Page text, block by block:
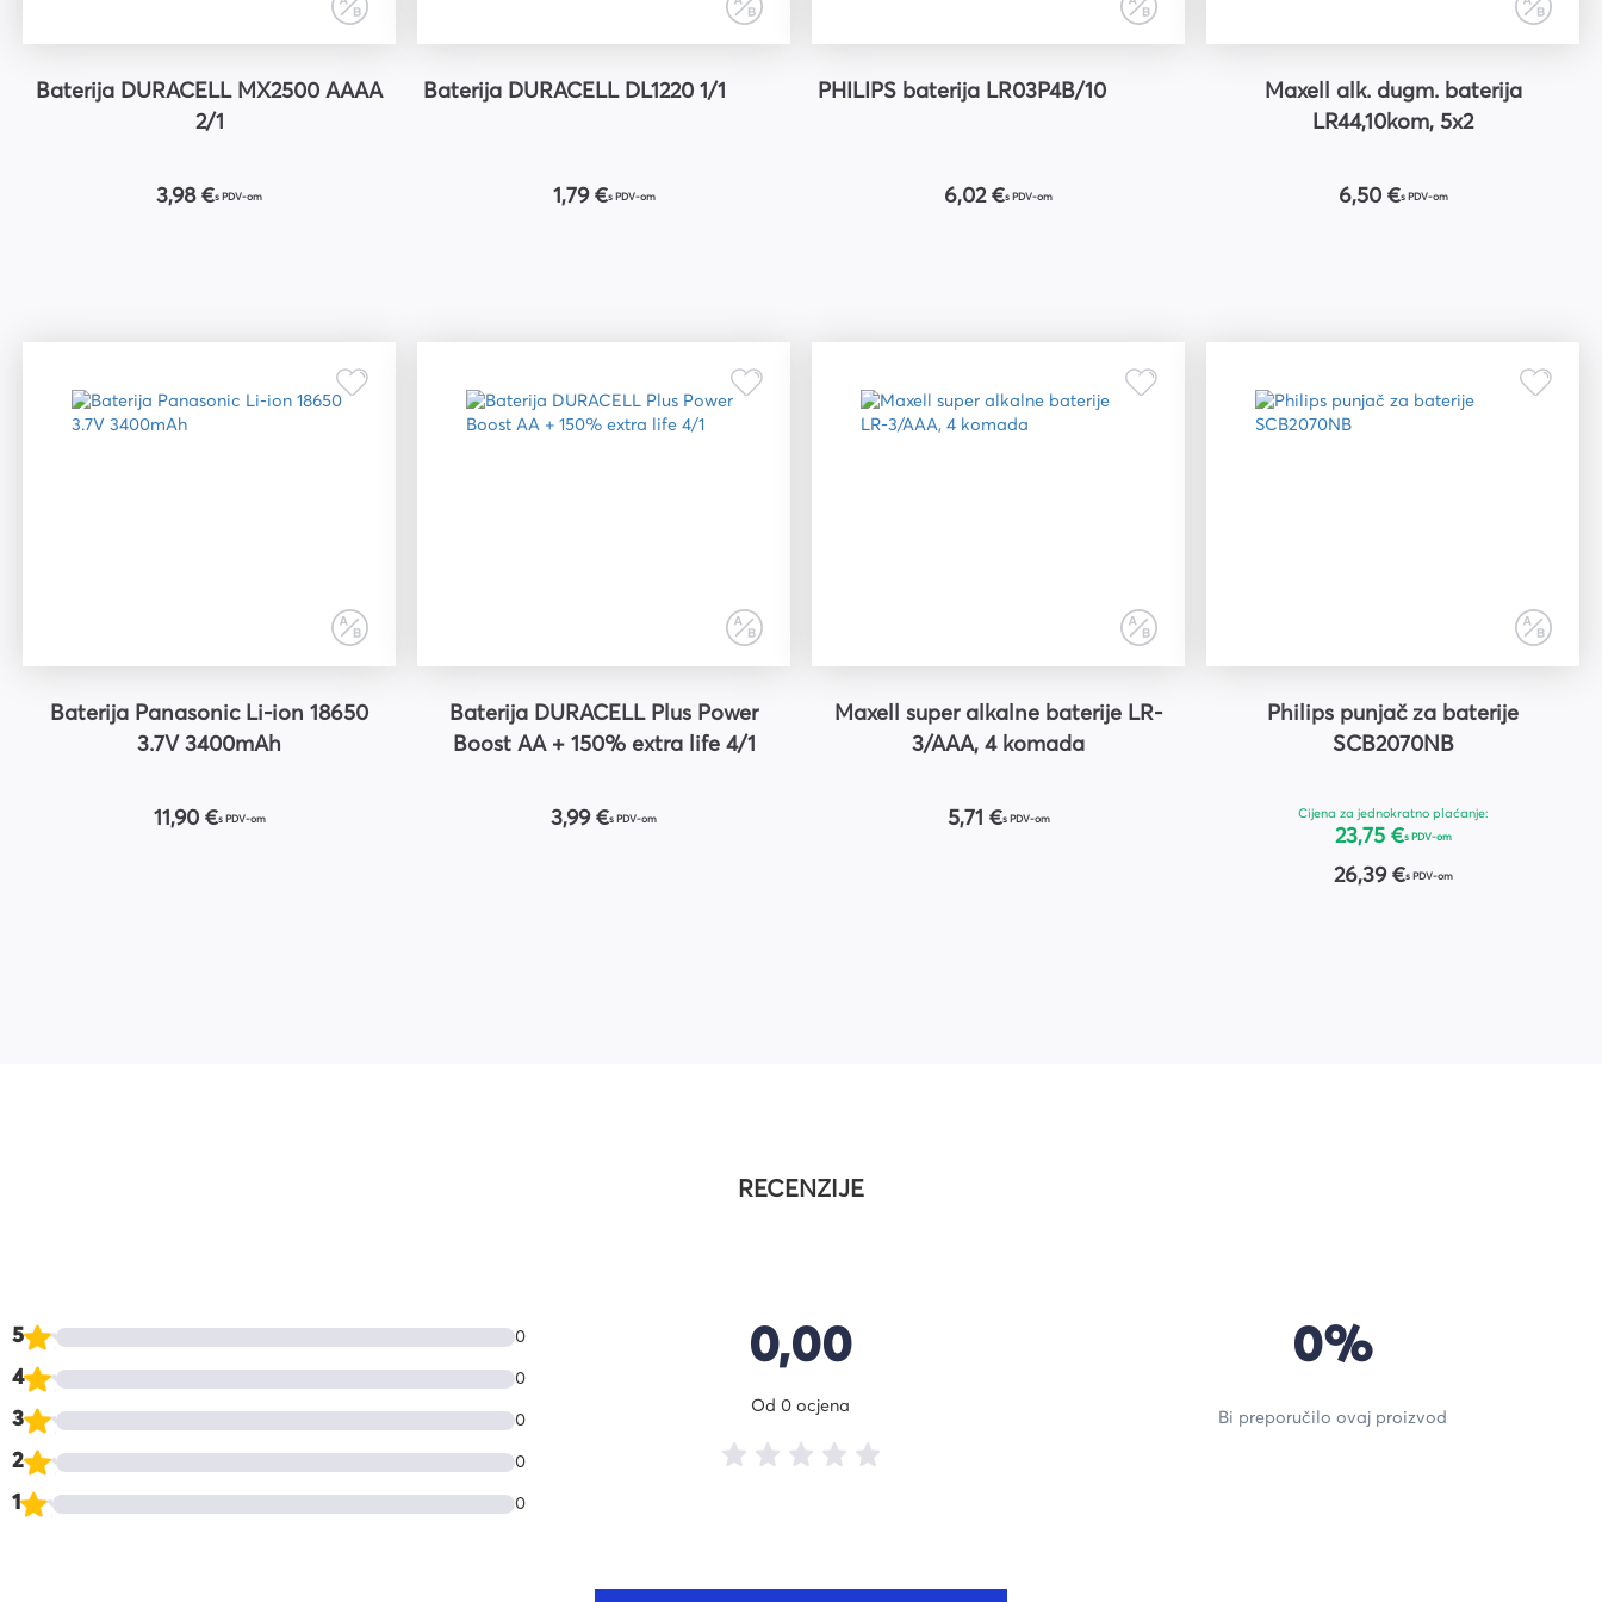
Baterija DURACELL MX2500 AAAA
2/1
3,98 €s PDV-om
Baterija DURACELL DL1220 1/1
1,79 €s PDV-om
PHILIPS baterija LR03P4B/10
6,02 €s PDV-om
Maxell alk. dugm. baterija
LR44,10kom, 5x2
6,50 €s PDV-om
Baterija Panasonic Li-ion 18650
3.7V 3400mAh
11,90 €s PDV-om
Baterija DURACELL Plus Power
Boost AA + 150% extra life 4/1
3,99 €s PDV-om
Maxell super alkalne baterije LR-
3/AAA, 4 komada
5,71 €s PDV-om
Philips punjač za baterije
SCB2070NB
Cijena za jednokratno plaćanje:
23,75 €s PDV-om
26,39 €s PDV-om
RECENZIJE
5 0
4 0
3 0
2 0
1 0
0,00
Od 0 ocjena
0%
Bi preporučilo ovaj proizvod